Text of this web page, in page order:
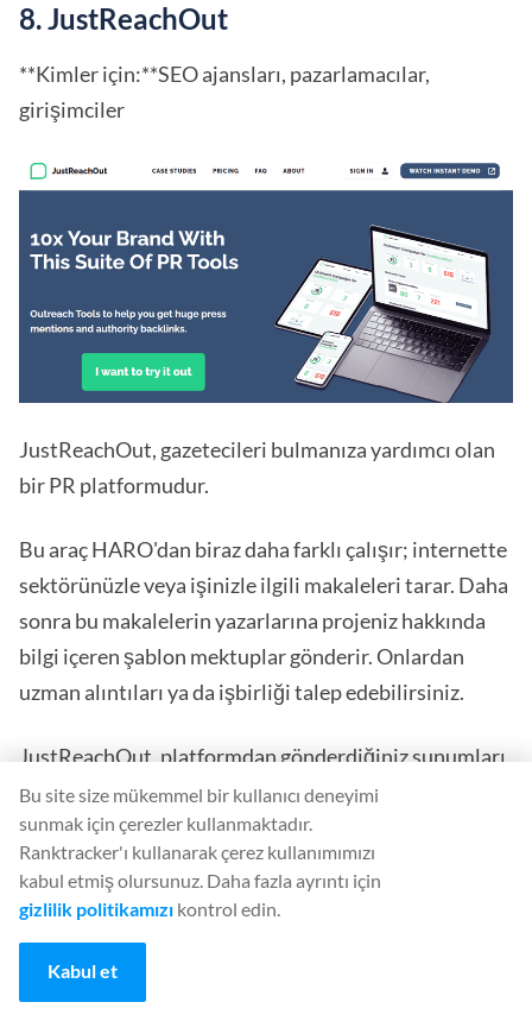
8. JustReachOut
**Kimler için:**SEO ajansları, pazarlamacılar,
girişimciler
JustReachOut, gazetecileri bulmanıza yardımcı olan
bir PR platformudur.
Bu araç HARO'dan biraz daha farklı çalışır; internette
sektörünüzle veya işinizle ilgili makaleleri tarar. Daha
sonra bu makalelerin yazarlarına projeniz hakkında
bilgi içeren şablon mektuplar gönderir. Onlardan
uzman alıntıları ya da işbirliği talep edebilirsiniz.
JustReachOut, platformdan gönderdiğiniz sunumları
izleyen yerleşik bir özelliğe sahiptir, böylece
gazetecinin bunları açıp açmadığını bilirsiniz.
JustReachOut, projeniz için kaynak bulmayı
kolaylaştırmanın yanı sıra saha incelemeleri, PR
strateji aramaları, e-posta desteği ve arama için
anahtar kelimeleri nasıl optimize edeceğinizi ve
Bu site size mükemmel bir kullanıcı deneyimi
sunmak için çerezler kullanmaktadır.
Ranktracker'ı kullanarak çerez kullanımımızı
kabul etmiş olursunuz. Daha fazla ayrıntı için
gizlilik politikamızı kontrol edin.
Kabul et